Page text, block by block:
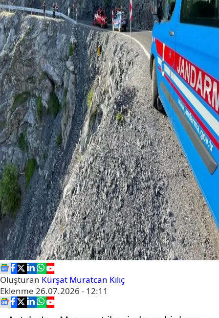
Oluşturan Kürşat Muratcan Kılıç
Eklenme 26.07.2026 - 12:11